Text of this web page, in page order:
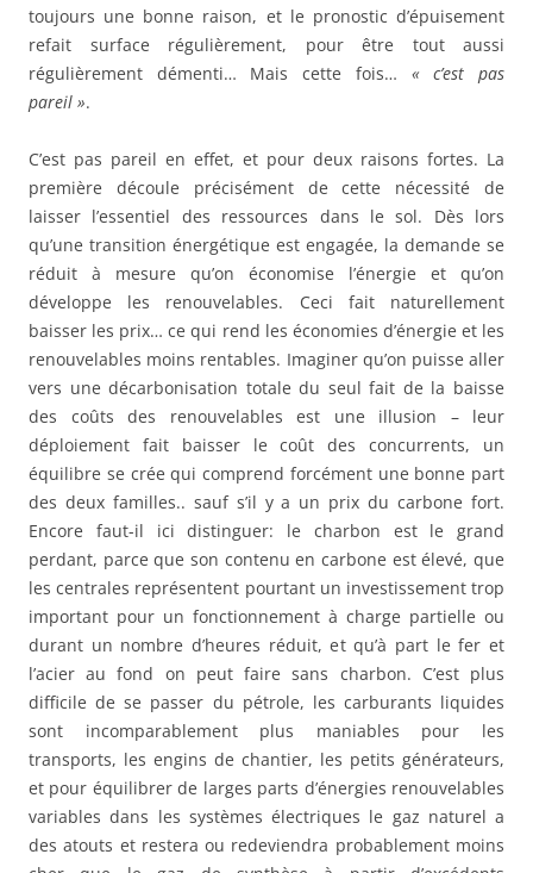
toujours une bonne raison, et le pronostic d’épuisement
refait surface régulièrement, pour être tout aussi
régulièrement démenti… Mais cette fois… « c’est pas
pareil ».
C’est pas pareil en effet, et pour deux raisons fortes. La
première découle précisément de cette nécessité de
laisser l’essentiel des ressources dans le sol. Dès lors
qu’une transition énergétique est engagée, la demande se
réduit à mesure qu’on économise l’énergie et qu’on
développe les renouvelables. Ceci fait naturellement
baisser les prix… ce qui rend les économies d’énergie et les
renouvelables moins rentables. Imaginer qu’on puisse aller
vers une décarbonisation totale du seul fait de la baisse
des coûts des renouvelables est une illusion – leur
déploiement fait baisser le coût des concurrents, un
équilibre se crée qui comprend forcément une bonne part
des deux familles.. sauf s’il y a un prix du carbone fort.
Encore faut-il ici distinguer: le charbon est le grand
perdant, parce que son contenu en carbone est élevé, que
les centrales représentent pourtant un investissement trop
important pour un fonctionnement à charge partielle ou
durant un nombre d’heures réduit, et qu’à part le fer et
l’acier au fond on peut faire sans charbon. C’est plus
difficile de se passer du pétrole, les carburants liquides
sont incomparablement plus maniables pour les
transports, les engins de chantier, les petits générateurs,
et pour équilibrer de larges parts d’énergies renouvelables
variables dans les systèmes électriques le gaz naturel a
des atouts et restera ou redeviendra probablement moins